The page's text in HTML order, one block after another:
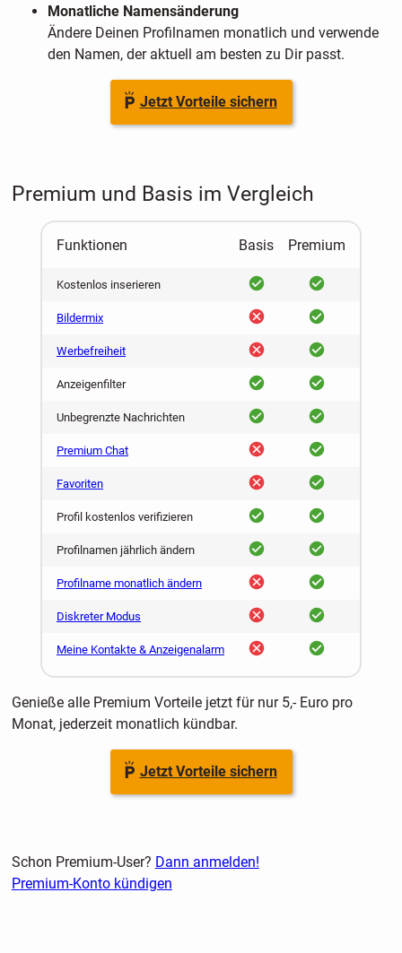
Monatliche Namensänderung
Ändere Deinen Profilnamen monatlich und verwende
den Namen, der aktuell am besten zu Dir passt.
Jetzt Vorteile sichern
Premium und Basis im Vergleich
Funktionen Basis Premium
Kostenlos inserieren ja ja
Bildermix nein ja
Werbefreiheit nein ja
Anzeigenfilter ja ja
Unbegrenzte Nachrichten ja ja
Premium Chat nein ja
Favoriten nein ja
Profil kostenlos verifizieren ja ja
Profilnamen jährlich ändern ja ja
Profilname monatlich ändern nein ja
Diskreter Modus nein ja
Meine Kontakte & Anzeigenalarm nein ja
Genieße alle Premium Vorteile jetzt für nur 5,- Euro pro
Monat, jederzeit monatlich kündbar.
Jetzt Vorteile sichern
Schon Premium-User? Dann anmelden!
Premium-Konto kündigen